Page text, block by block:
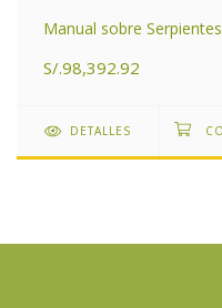
Manual sobre Serpientes
S/.98,392.92
DETALLES